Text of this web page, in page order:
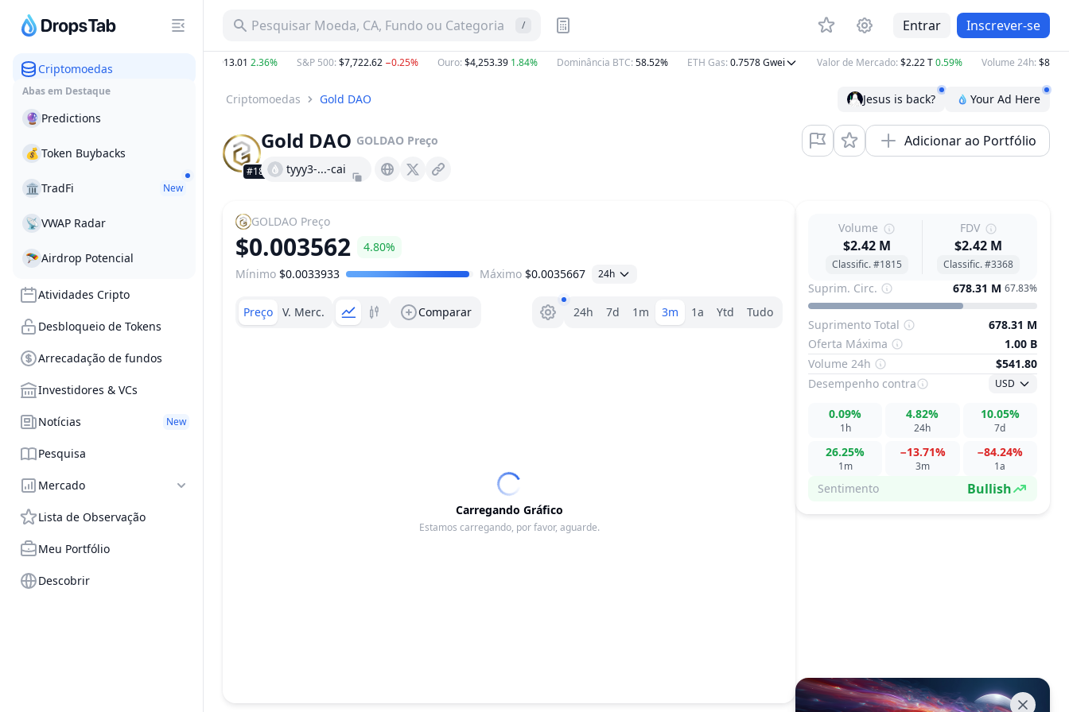
Criptomoedas
Abas em Destaque
🔮 Predictions
💰 Token Buybacks
🏛 TradFi New
📡 VWAP Radar
🪂Airdrop Potencial
Atividades Cripto
Desbloqueio de Tokens
Arrecadação de fundos
Investidores & VCs
Notícias New
Pesquisa
Mercado
Lista de Observação
Meu Portfólio
Descobrir
Pesquisar Moeda, CA, Fundo ou Categoria / Entrar Inscrever-se
2.96% BTC $64,845.55 $1,913.012.36% S&P 500:$7,722.62−0.25% Ouro:$4,253.391.84% Dominância BTC:58.52% ETH Gas:0.7578Gwei Valor de Mercado:$2.22 T 0.59% Volume 24h:$88.27
Criptomoedas Gold DAO Jesus is back? Your Ad Here
#1815
Gold DAO GOLDAO Preço Adicionar ao Portfólio
tyyy3-...-cai X (Twitter)
GOLDAO Preço
$0.003562 4.80%
Faixa de preço
Mínimo $0.0033933 Máximo $0.0035667 24h
Preço V. Merc. Comparar Seletor de faixa
24h 7d 1m 3m 1a Ytd Tudo
Carregando Gráfico
Estamos carregando, por favor, aguarde.
Volume
$2.42 M
Classific. #1815
FDV
$2.42 M
Classific. #3368
Suprim. Circ. 678.31 M 67.83%
Suprimento Total
678.31 M
Oferta Máxima
1.00 B
Volume 24h
$541.80
Desempenho contra USD
1h
0.09%
24h
4.82%
7d
10.05%
1m
26.25%
3m
−13.71%
1a
−84.24%
Sentimento Bullish